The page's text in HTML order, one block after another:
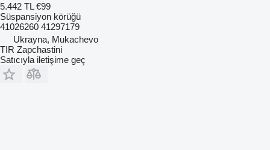
5.442 TL €99
Süspansiyon körüğü
41026260 41297179
Ukrayna, Mukachevo
TIR Zapchastini
Satıcıyla iletişime geç